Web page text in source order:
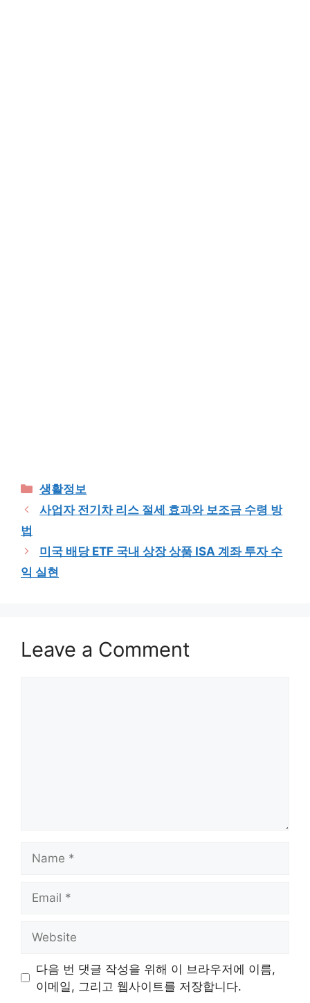
Categories
생활정보
사업자 전기차 리스 절세 효과와 보조금 수령 방
법
미국 배당 ETF 국내 상장 상품 ISA 계좌 투자 수
익 실현
Leave a Comment
다음 번 댓글 작성을 위해 이 브라우저에 이름,
이메일, 그리고 웹사이트를 저장합니다.